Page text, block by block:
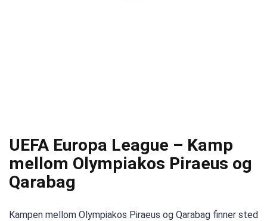
UEFA Europa League – Kamp
mellom Olympiakos Piraeus og
Qarabag
Kampen mellom Olympiakos Piraeus og Qarabag finner sted